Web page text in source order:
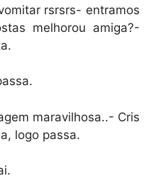
rsrsrs- entramos
melhorou amiga?-
maravilhosa..- Cris
logo passa.